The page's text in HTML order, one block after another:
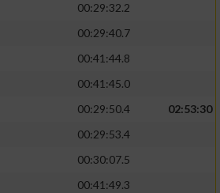
00:29:32.2
00:29:40.7
00:41:44.8
00:41:45.0
00:29:50.4
02:53:30
00:29:53.4
00:30:07.5
00:41:49.3